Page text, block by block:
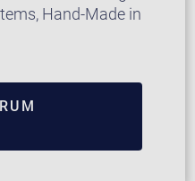
Hand-Made in